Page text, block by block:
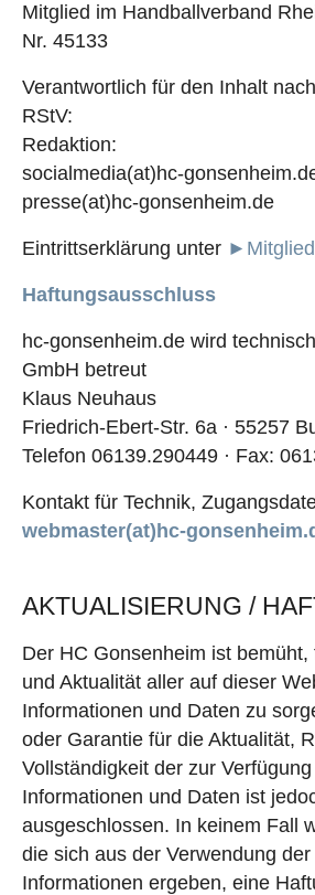
Mitglied im Handballverband
Nr. 45133
Verantwortlich für den Inhalt
RStV:
Redaktion:
socialmedia(at)hc-
presse(at)hc-gonsenheim.de
Eintrittserklärung unter
Haftungsausschluss
hc-gonsenheim.de wird
GmbH betreut
Klaus Neuhaus
Friedrich-Ebert-Str. 6a · 55257
Telefon 06139.290449 · Fax:
Kontakt für Technik,
webmaster(at)hc-
AKTUALISIERUNG /
Der HC Gonsenheim ist
und Aktualität aller auf dieser
Informationen und Daten zu
oder Garantie für die Aktualität,
Vollständigkeit der zur
Informationen und Daten ist
ausgeschlossen. In keinem Fall
die sich aus der Verwendung
Informationen ergeben, eine